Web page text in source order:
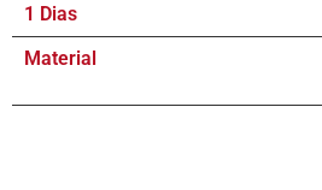
1 Dias
Material